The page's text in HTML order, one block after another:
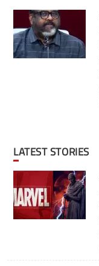
LATEST STORIES